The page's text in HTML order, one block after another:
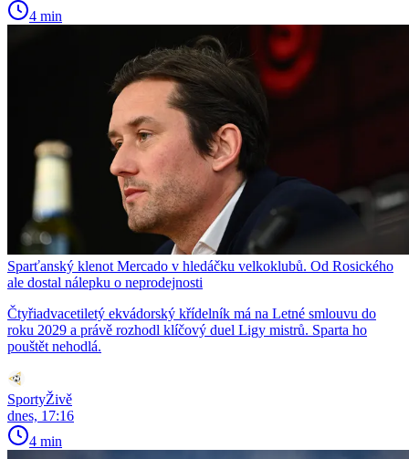
4 min
Sparťanský klenot Mercado v hledáčku velkoklubů. Od Rosického
ale dostal nálepku o neprodejnosti
Čtyřiadvacetiletý ekvádorský křídelník má na Letné smlouvu do
roku 2029 a právě rozhodl klíčový duel Ligy mistrů. Sparta ho
pouštět nehodlá.
SportyŽivě
dnes, 17:16
4 min